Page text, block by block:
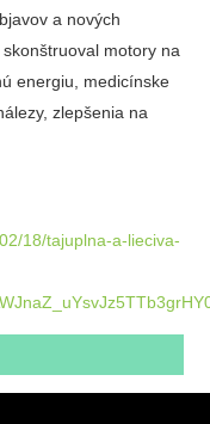
a nových
motory na
energiu, medicínske
zlepšenia na
18/tajuplna-a-lieciva-